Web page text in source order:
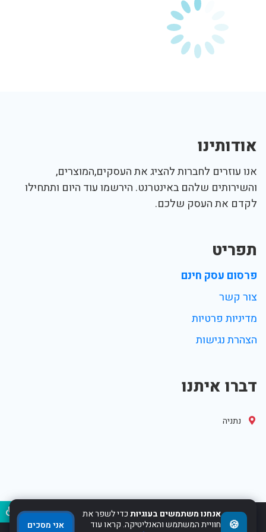
אודותינו
אנו עוזרים לחברות להציג את העסקים,המוצרים,
והשירותים שלהם באינטרנט. הירשמו עוד היום ותתחילו
לקדם את העסק שלכם.
תפריט
פרסום עסק חינם
צור קשר
מדיניות פרטיות
הצהרת נגישות
דברו איתנו
נתניה
2017-2022 Powered by WebHit.co.il 🍪
אנחנו משתמשים בעוגיותכדי לשפר את
חוויית המשתמש והאנליטיקה. קראו עוד
אני מסכים